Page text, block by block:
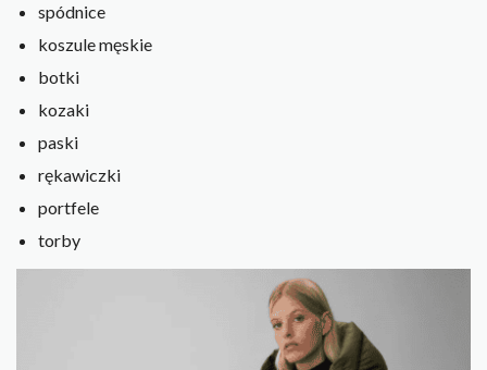
spódnice
koszule męskie
botki
kozaki
paski
rękawiczki
portfele
torby